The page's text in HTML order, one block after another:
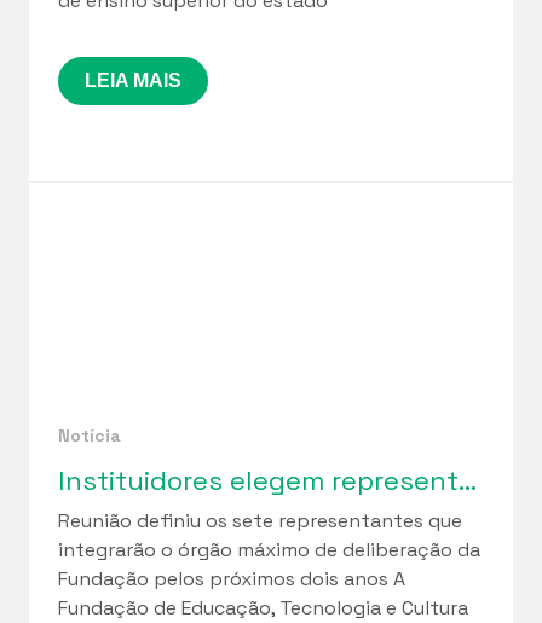
LEIA MAIS
Notícia
Instituidores elegem representantes para o Conselho Curador da Funetec em marco de fortalecimento da governança institucional
Reunião definiu os sete representantes que
integrarão o órgão máximo de deliberação da
Fundação pelos próximos dois anos A
Fundação de Educação, Tecnologia e Cultura